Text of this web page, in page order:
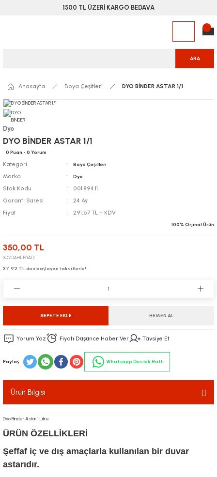
1500 TL ÜZERİ KARGO BEDAVA
ARA
Anasayfa Boya Çeşitleri DYO BİNDER ASTAR 1/1
Dyo
DYO BİNDER ASTAR 1/1
0 Puan - 0 Yorum
Kategori Boya Çeşitleri
Marka Dyo
Stok Kodu
001.894.11
Garanti Süresi
24 Ay
Fiyat
291,67 TL + KDV
100% Orjinal Ürün
350,00 TL
(KDV DAHİL FİYATI)
37,92 TL den başlayan taksitlerle!
SEPETE EKLE HEMEN AL
Yorum Yaz Fiyatı Düşünce Haber Ver Tavsiye Et
Paylaş Whatsapp Destek Hattı
Ürün Bilgisi
Dyo Binder Astar 1 Litre
ÜRÜN ÖZELLİKLERİ
Şeffaf iç ve dış amaçlarla kullanılan bir duvar
astarıdır.